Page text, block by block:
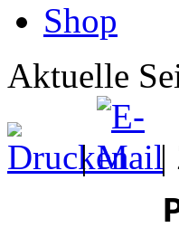
Shop
Aktuelle
| |